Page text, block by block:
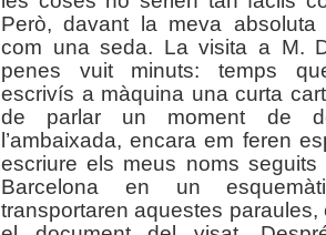
Però, davant la meva
com una seda. La visita a M.
penes vuit minuts: temps
escrivís a màquina una curta
de parlar un moment de
l’ambaixada, encara em feren
escriure els meus noms
Barcelona en un
transportaren aquestes paraules,